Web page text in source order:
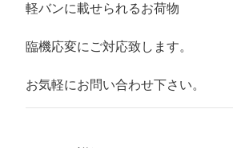
軽バンに載せられるお荷物
臨機応変にご対応致します。
お気軽にお問い合わせ下さい。